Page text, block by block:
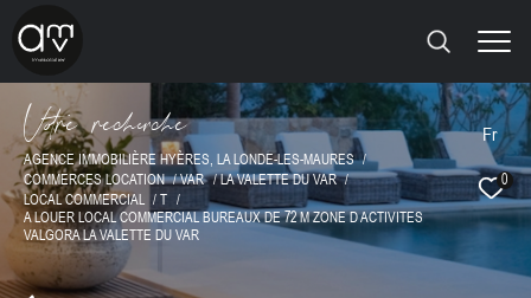
Fr
0
Vore recece
AGENCE IMMOBILIÈRE HYÈRES, LA LONDE-LES-MAURES
COMMERCES LOCATION
VAR
LA VALETTE DU VAR
LOCAL COMMERCIAL
T
A LOUER LOCAL COMMERCIAL BUREAUX DE 72 M ZONE D ACTIVITES
VALGORA LA VALETTE DU VAR